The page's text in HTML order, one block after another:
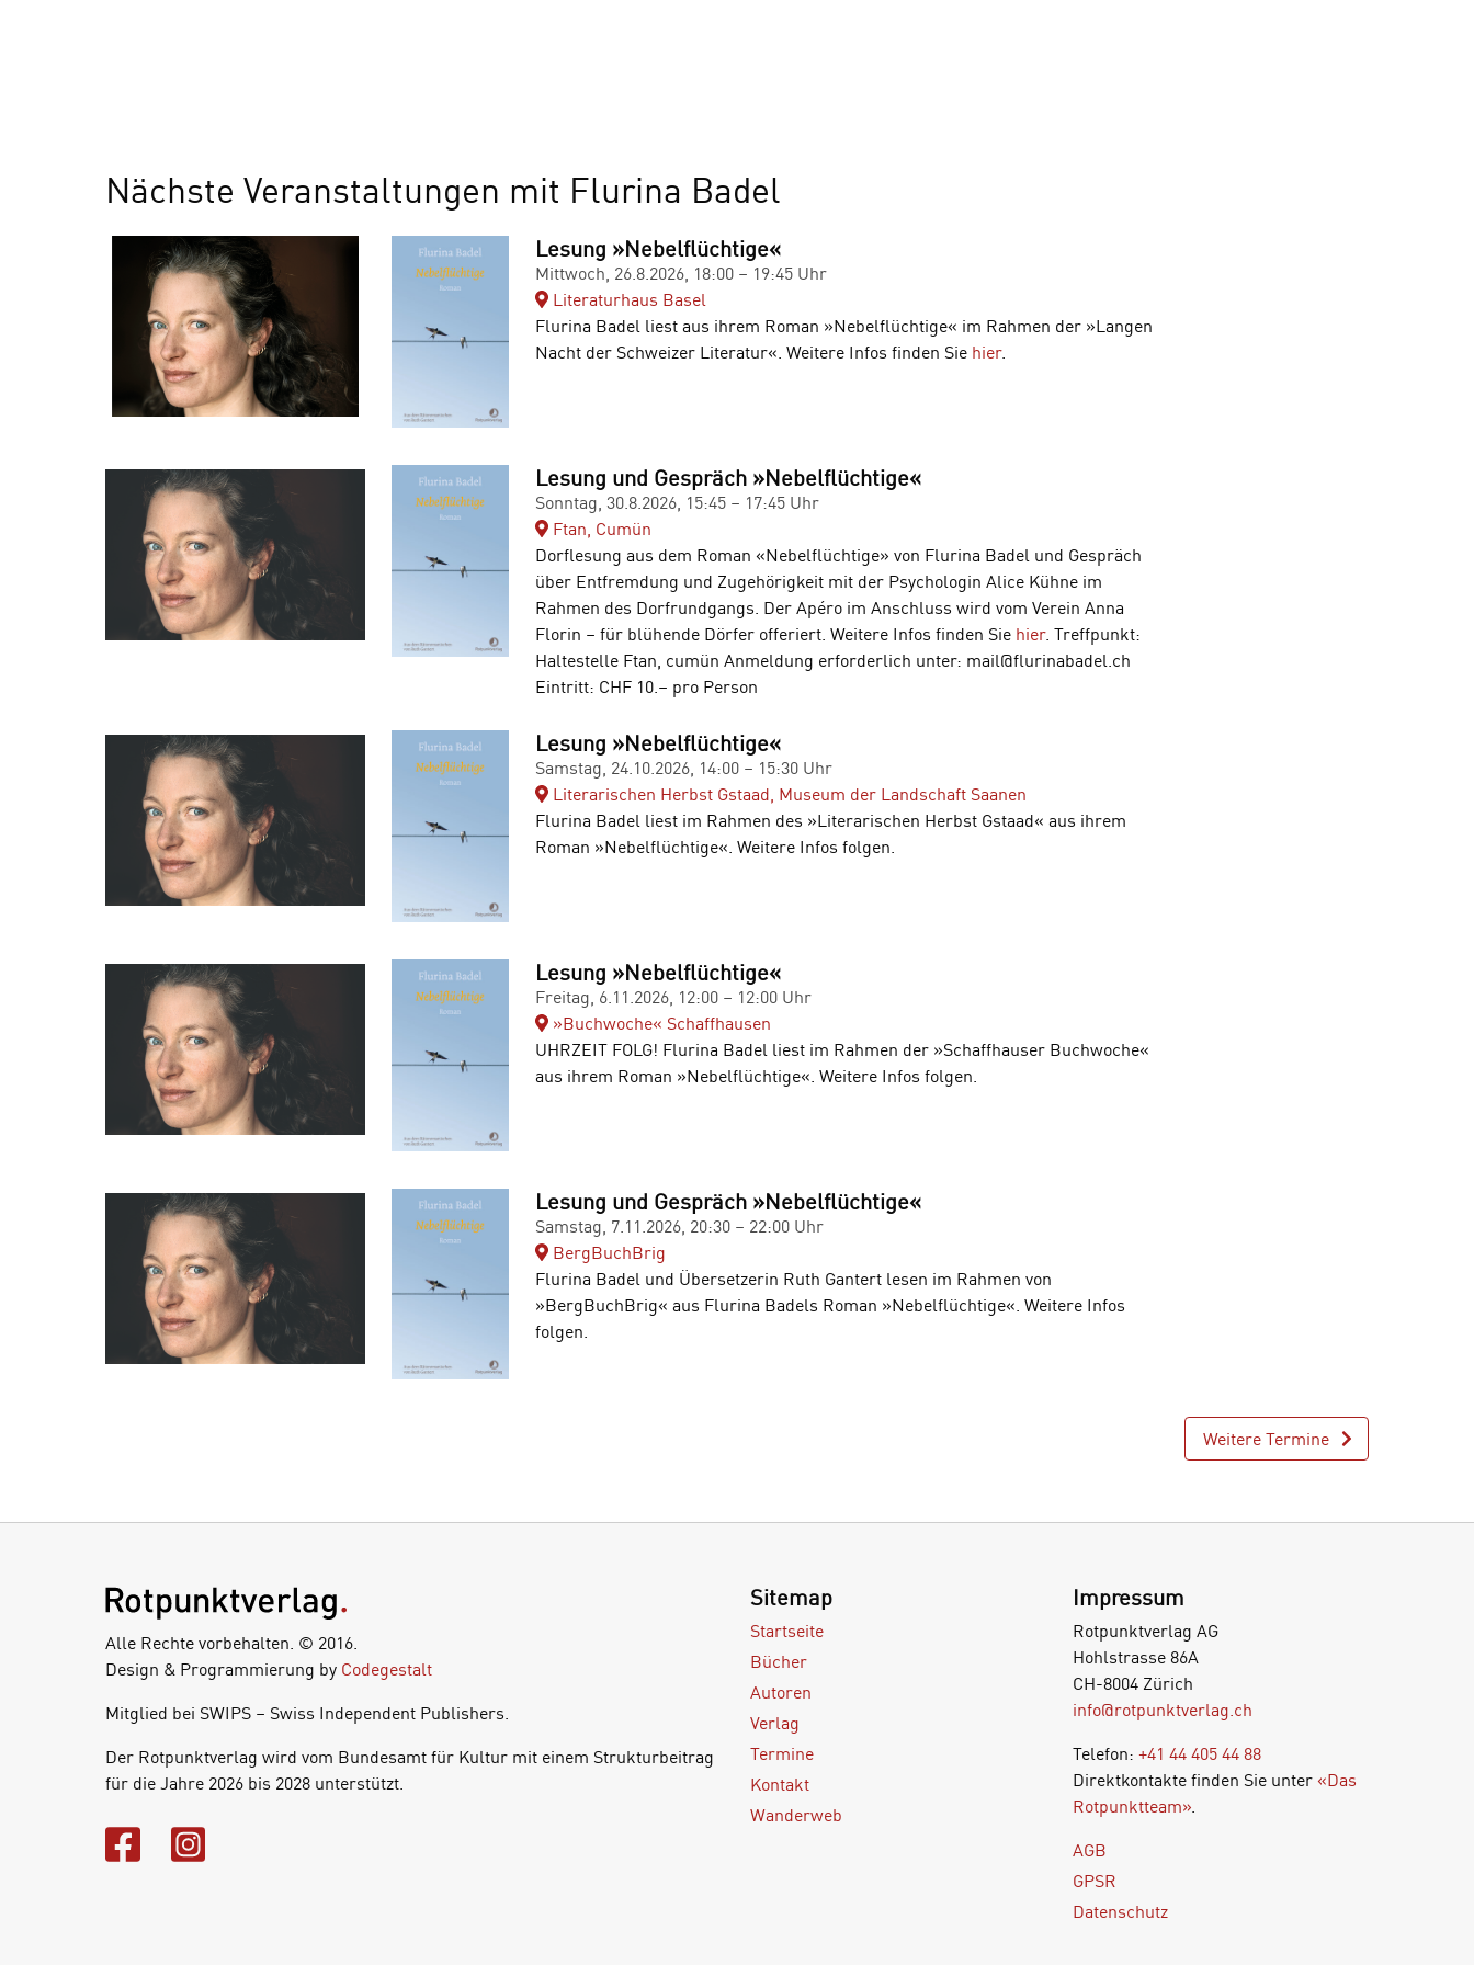
Nächste Veranstaltungen mit Flurina Badel
Lesung »Nebelflüchtige«
Mittwoch, 26.8.2026, 18:00 – 19:45 Uhr
Literaturhaus Basel
Flurina Badel liest aus ihrem Roman »Nebelflüchtige« im Rahmen der »Langen
Nacht der Schweizer Literatur«. Weitere Infos finden Sie hier.
Lesung und Gespräch »Nebelflüchtige«
Sonntag, 30.8.2026, 15:45 – 17:45 Uhr
Ftan, Cumün
Dorflesung aus dem Roman «Nebelflüchtige» von Flurina Badel und Gespräch
über Entfremdung und Zugehörigkeit mit der Psychologin Alice Kühne im
Rahmen des Dorfrundgangs. Der Apéro im Anschluss wird vom Verein Anna
Florin – für blühende Dörfer offeriert. Weitere Infos finden Sie hier. Treffpunkt:
Haltestelle Ftan, cumün Anmeldung erforderlich unter: mail@flurinabadel.ch
Eintritt: CHF 10.– pro Person
Lesung »Nebelflüchtige«
Samstag, 24.10.2026, 14:00 – 15:30 Uhr
Literarischen Herbst Gstaad, Museum der Landschaft Saanen
Flurina Badel liest im Rahmen des »Literarischen Herbst Gstaad« aus ihrem
Roman »Nebelflüchtige«. Weitere Infos folgen.
Lesung »Nebelflüchtige«
Freitag, 6.11.2026, 12:00 – 12:00 Uhr
»Buchwoche« Schaffhausen
UHRZEIT FOLG! Flurina Badel liest im Rahmen der »Schaffhauser Buchwoche«
aus ihrem Roman »Nebelflüchtige«. Weitere Infos folgen.
Lesung und Gespräch »Nebelflüchtige«
Samstag, 7.11.2026, 20:30 – 22:00 Uhr
BergBuchBrig
Flurina Badel und Übersetzerin Ruth Gantert lesen im Rahmen von
»BergBuchBrig« aus Flurina Badels Roman »Nebelflüchtige«. Weitere Infos
folgen.
Weitere Termine
Alle Rechte vorbehalten. © 2016.
Design & Programmierung by Codegestalt
Mitglied bei SWIPS – Swiss Independent Publishers.
Der Rotpunktverlag wird vom Bundesamt für Kultur mit einem Strukturbeitrag
für die Jahre 2026 bis 2028 unterstützt.
Sitemap
Startseite
Bücher
Autoren
Verlag
Termine
Kontakt
Wanderweb
Impressum
Rotpunktverlag AG
Hohlstrasse 86A
CH-8004 Zürich
info@rotpunktverlag.ch
Telefon: +41 44 405 44 88
Direktkontakte finden Sie unter «Das
Rotpunktteam».
AGB
GPSR
Datenschutz